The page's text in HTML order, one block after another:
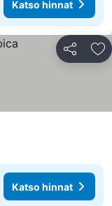
Katso hinnat
Jaa
Katso hinnat